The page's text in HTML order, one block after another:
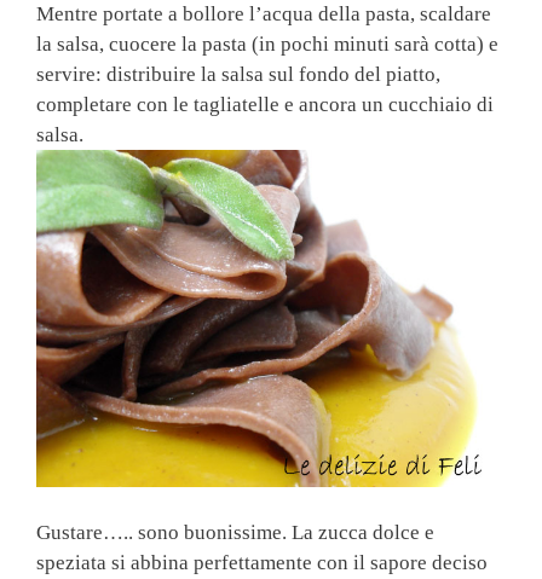
Mentre portate a bollore l’acqua della pasta, scaldare
la salsa, cuocere la pasta (in pochi minuti sarà cotta) e
servire: distribuire la salsa sul fondo del piatto,
completare con le tagliatelle e ancora un cucchiaio di
salsa.
Gustare….. sono buonissime. La zucca dolce e
speziata si abbina perfettamente con il sapore deciso